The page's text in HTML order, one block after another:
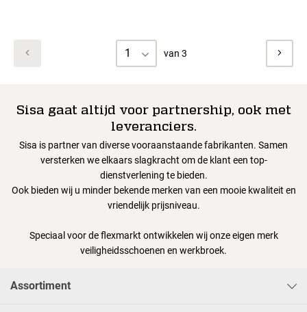
1 van 3
Sisa gaat altijd voor partnership, ook met
leveranciers.
Sisa is partner van diverse vooraanstaande fabrikanten. Samen
versterken we elkaars slagkracht om de klant een top-
dienstverlening te bieden.
Ook bieden wij u minder bekende merken van een mooie kwaliteit en
vriendelijk prijsniveau.
Speciaal voor de flexmarkt ontwikkelen wij onze eigen merk
veiligheidsschoenen en werkbroek.
Assortiment